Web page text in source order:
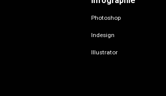
Photoshop
Indesign
Illustrator